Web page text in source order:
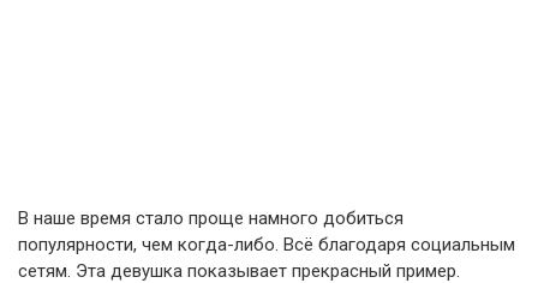
В наше время стало проще намного добиться
популярности, чем когда-либо. Всё благодаря социальным
сетям. Эта девушка показывает прекрасный пример.